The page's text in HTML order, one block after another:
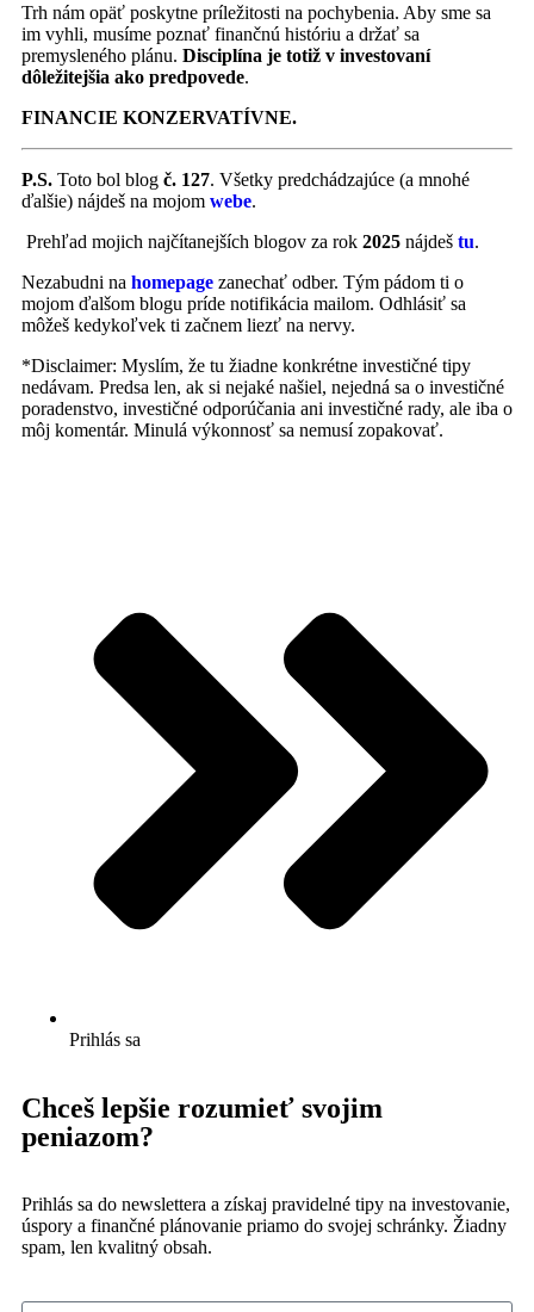
Trh nám opäť poskytne príležitosti na pochybenia. Aby sme sa
im vyhli, musíme poznať finančnú históriu a držať sa
premysleného plánu. Disciplína je totiž v investovaní
dôležitejšia ako predpovede.
FINANCIE KONZERVATÍVNE.
P.S. Toto bol blog č. 127. Všetky predchádzajúce (a mnohé
ďalšie) nájdeš na mojom webe.
Prehľad mojich najčítanejších blogov za rok 2025 nájdeš tu.
Nezabudni na homepage zanechať odber. Tým pádom ti o
mojom ďalšom blogu príde notifikácia mailom. Odhlásiť sa
môžeš kedykoľvek ti začnem liezť na nervy.
*Disclaimer: Myslím, že tu žiadne konkrétne investičné tipy
nedávam. Predsa len, ak si nejaké našiel, nejedná sa o investičné
poradenstvo, investičné odporúčania ani investičné rady, ale iba o
môj komentár. Minulá výkonnosť sa nemusí zopakovať.
Prihlás sa
Chceš lepšie rozumieť svojim
peniazom?
Prihlás sa do newslettera a získaj pravidelné tipy na investovanie,
úspory a finančné plánovanie priamo do svojej schránky. Žiadny
spam, len kvalitný obsah.